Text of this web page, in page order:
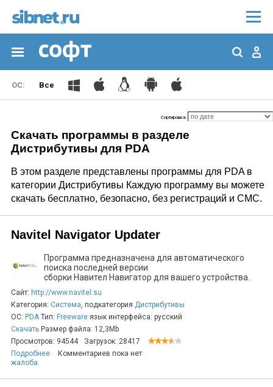
Все
Сортировка:
Скачать программы в разделе
Дистрибутивы для PDA
В этом разделе представлены программы для PDA в
категории Дистрибутивы Каждую программу вы можете
скачать бесплатно, безопасно, без регистраций и СМС.
Navitel Navigator Updater
Программа предназначена для автоматического
поиска последней версии
сборки Навител Навигатор для вашего устройства.
Сайт: http://www.navitel.su
Категория: Система, подкатегория Дистрибутивы
ОС: PDAТип: Freeware язык интерфейса: русский
Скачать Размер файла: 12,3Mb
Просмотров: 94544
Загрузок: 28417
Подробнее
Комментариев пока нет
жалоба